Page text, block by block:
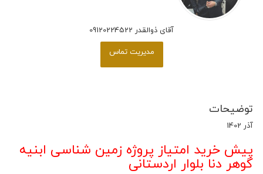
آقای ذوالقدر 09120224522
مدیریت تماس
توضیحات
آذر 1402
پیش خرید امتیاز پروژه زمین شناسی ابنیه
گوهر دنا بلوار اردستانی